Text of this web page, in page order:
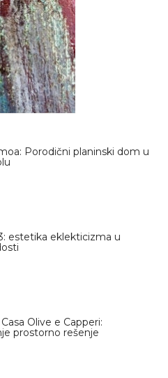
Porodični planinski dom u
estetika eklekticizma u
Olive e Capperi:
prostorno rešenje